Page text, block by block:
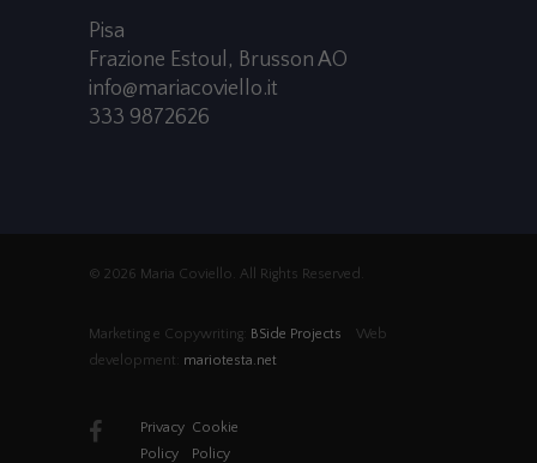
Pisa
Frazione Estoul, Brusson AO
info@mariacoviello.it
333 9872626
© 2026 Maria Coviello. All Rights Reserved.
Marketing e Copywriting: BSide Projects Web
development: mariotesta.net
Privacy
Policy
Cookie
Policy